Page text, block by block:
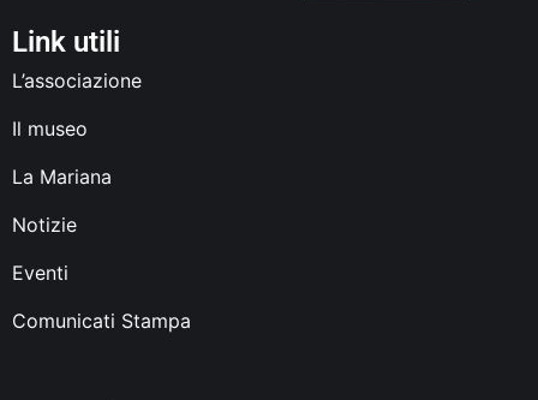
Link utili
L’associazione
Il museo
La Mariana
Notizie
Eventi
Comunicati Stampa